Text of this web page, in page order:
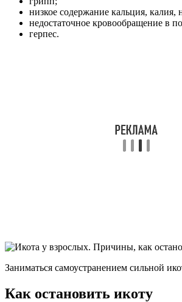
низкое содержание кальция, калия,
недостаточное кровообращение в
герпес.
Заниматься самоустранением сильной
Как остановить икоту